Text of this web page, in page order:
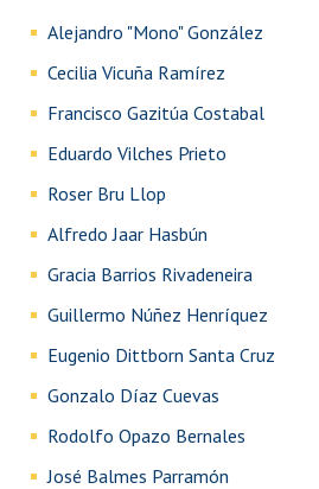
Funcionarias/os
Egresadas/os
Alejandro "Mono" González
Cecilia Vicuña Ramírez​​
Francisco Gazitúa Costabal
Eduardo Vilches Prieto
Roser Bru Llop
Alfredo Jaar Hasbún
Gracia Barrios Rivadeneira
Guillermo Núñez Henríquez
Eugenio Dittborn Santa Cruz
Gonzalo Díaz Cuevas
Rodolfo Opazo Bernales
José Balmes Parramón